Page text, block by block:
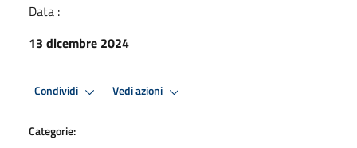
Data :
13 dicembre 2024
Condividi Vedi azioni
Categorie: